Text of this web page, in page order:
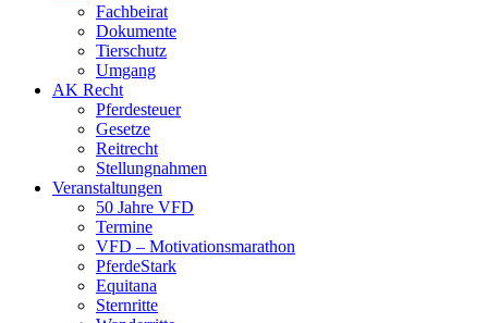
Fachbeirat
Dokumente
Tierschutz
Umgang
AK Recht
Pferdesteuer
Gesetze
Reitrecht
Stellungnahmen
Veranstaltungen
50 Jahre VFD
Termine
VFD – Motivationsmarathon
PferdeStark
Equitana
Sternritte